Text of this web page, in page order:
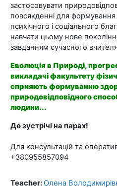
застосовувати
повсякденні для
психічного і соціального
навчати цьому нове
завданням сучасного
Еволюція в Природі,
викладачі факультету
сприяютьформуванню
природовідповідного
людини...
До зустрічі на парах!
Для консультацій та
+380955857094
Teacher:Олена